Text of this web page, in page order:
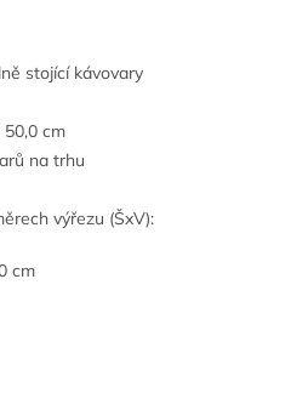
stojící kávovary
cm
na trhu
výřezu (ŠxV):
cm